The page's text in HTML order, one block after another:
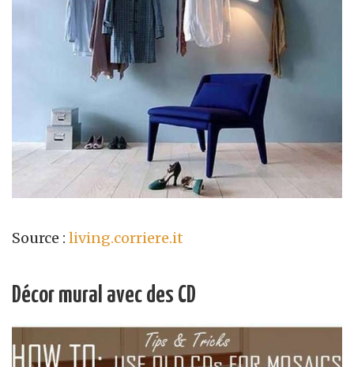
Source : living.corriere.it
Décor mural avec des CD